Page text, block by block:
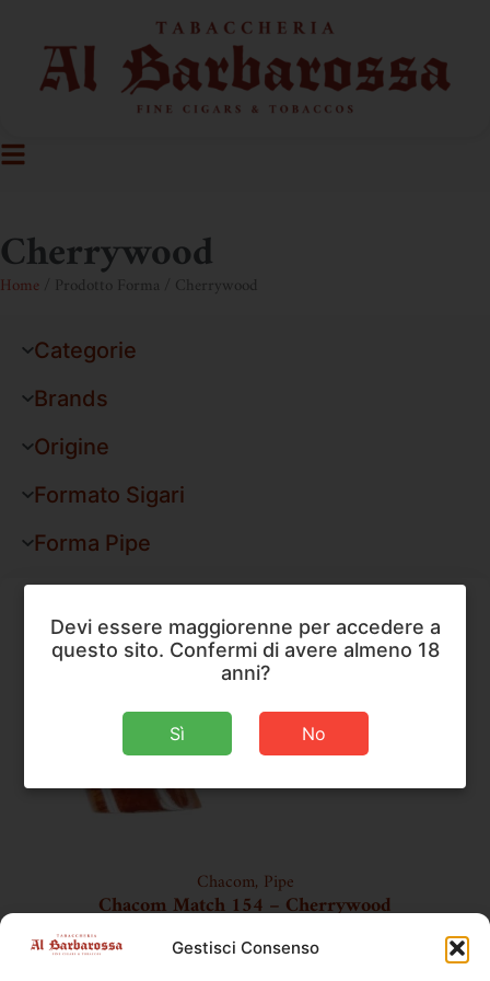
Gestisci Consenso
Cherrywood
Home / Prodotto Forma / Cherrywood
Categorie
Brands
Origine
Formato Sigari
Forma Pipe
Chacom, Pipe
Chacom Match 154 – Cherrywood
Peso 40 g
Devi essere maggiorenne per accedere a
questo sito. Confermi di avere almeno 18
anni?
Sì No